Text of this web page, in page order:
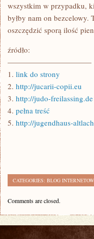
wszystkim w przypadku,
byłby nam on bezcelowy.
oszczędzić sporą ilość
źródło:
———————————
1. link do strony
2. http://jucarii-copii.eu
3. http://judo-freilassing.de
4. pełna treść
5. http://jugendhaus-
CATEGORIES: BLOG
Comments are closed.